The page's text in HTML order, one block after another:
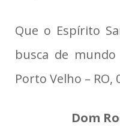
Que o Espírito
busca de
Porto Velho – RO,
Dom